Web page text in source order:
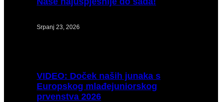
Srpanj 23, 2026
VIDEO: Doček naših junaka s
Europskog mlađejuniorskog
prvenstva 2026